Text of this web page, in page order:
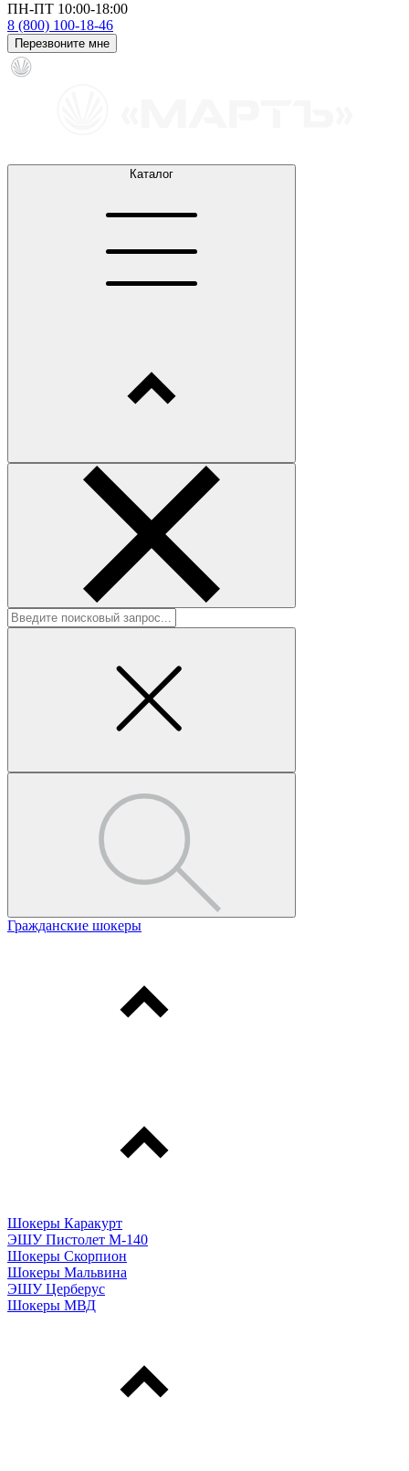
ПН-ПТ 10:00-18:00
8 (800) 100-18-46
Перезвоните мне
Каталог
Гражданские шокеры
Шокеры Каракурт
ЭШУ Пистолет М-140
Шокеры Скорпион
Шокеры Мальвина
ЭШУ Церберус
Шокеры МВД